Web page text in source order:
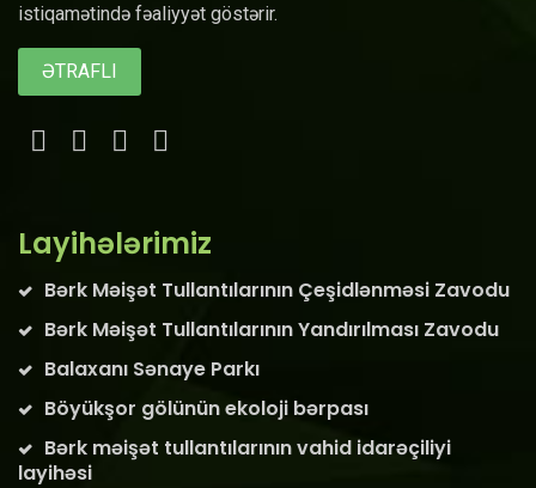
istiqamətində fəaliyyət göstərir.
ƏTRAFLI
Layihələrimiz
Bərk Məişət Tullantılarının Çeşidlənməsi Zavodu
Bərk Məişət Tullantılarının Yandırılması Zavodu
Balaxanı Sənaye Parkı
Böyükşor gölünün ekoloji bərpası
Bərk məişət tullantılarının vahid idarəçiliyi
layihəsi